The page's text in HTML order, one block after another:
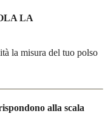
LA
la misura del tuo polso
alla scala